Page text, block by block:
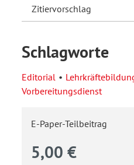
Zitiervorschlag
Schlagworte
Editorial
Vorbereitungsdienst
E-Paper-Teilbeitrag
5,00 €